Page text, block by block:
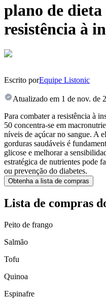
plano de dieta
resistência à
Escrito porEquipe Listonic
Atualizado em 1 de nov. de
Para combater a resistência à
50 concentra-se em
níveis de açúcar no sangue. A
gorduras saudáveis é
glicose e melhorar a
estratégica de nutrientes pode
ou prevenção do diabetes.
Obtenha a lista de compras
Lista de compras
Peito de frango
Salmão
Tofu
Quinoa
Espinafre